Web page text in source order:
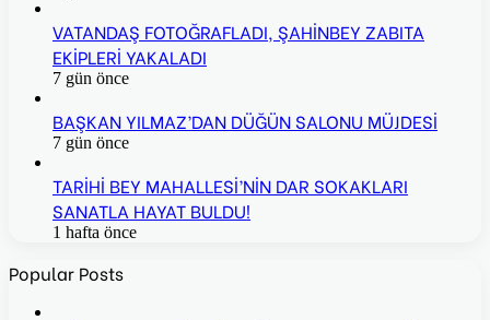
VATANDAŞ FOTOĞRAFLADI, ŞAHİNBEY ZABITA
EKİPLERİ YAKALADI
7 gün önce
BAŞKAN YILMAZ’DAN DÜĞÜN SALONU MÜJDESİ
7 gün önce
TARİHİ BEY MAHALLESİ’NİN DAR SOKAKLARI
SANATLA HAYAT BULDU!
1 hafta önce
Popular Posts